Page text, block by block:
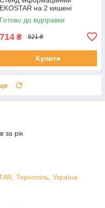
EKOSTAR на 2 кишені
Готово до відправки
714 ₴ 821 ₴
Купити
за рік
Тернопіль, Україна